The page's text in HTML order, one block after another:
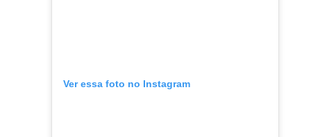
Ver essa foto no Instagram